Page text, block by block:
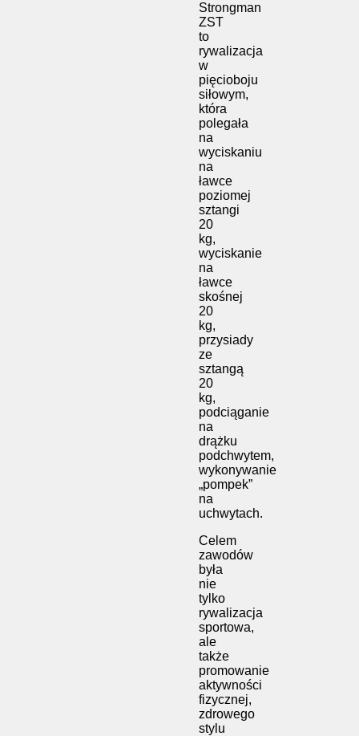
Strongman
ZST
to
rywalizacja
w
pięcioboju
siłowym,
która
polegała
na
wyciskaniu
na
ławce
poziomej
sztangi
20
kg,
wyciskanie
na
ławce
skośnej
20
kg,
przysiady
ze
sztangą
20
kg,
podciąganie
na
drążku
podchwytem,
wykonywanie
„pompek”
na
uchwytach.
Celem
zawodów
była
nie
tylko
rywalizacja
sportowa,
ale
także
promowanie
aktywności
fizycznej,
zdrowego
stylu